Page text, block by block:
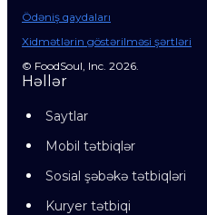
Ödəniş qaydaları
Xidmətlərin göstərilməsi şərtləri
© FoodSoul, Inc. 2026.
Həllər
Saytlar
Mobil tətbiqlər
Sosial şəbəkə tətbiqləri
Kuryer tətbiqi